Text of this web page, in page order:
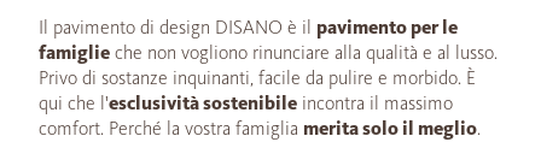
Il pavimento di design DISANO è il pavimento per le
famiglie che non vogliono rinunciare alla qualità e al lusso.
Privo di sostanze inquinanti, facile da pulire e morbido. È
qui che l'esclusività sostenibile incontra il massimo
comfort. Perché la vostra famiglia merita solo il meglio.